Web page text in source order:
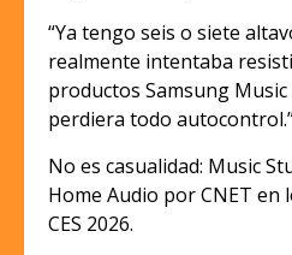
“Ya tengo seis o siete
realmente intentaba
productos Samsung
perdiera todo
No es casualidad: Music
Home Audio por CNET en
CES 2026.